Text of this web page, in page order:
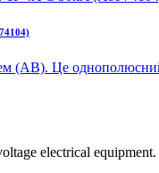
(АВ). Це
electrical equipment.